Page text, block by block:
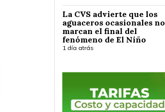
La CVS advierte que los
aguaceros ocasionales no
marcan el final del
fenómeno de El Niño
1 día atrás